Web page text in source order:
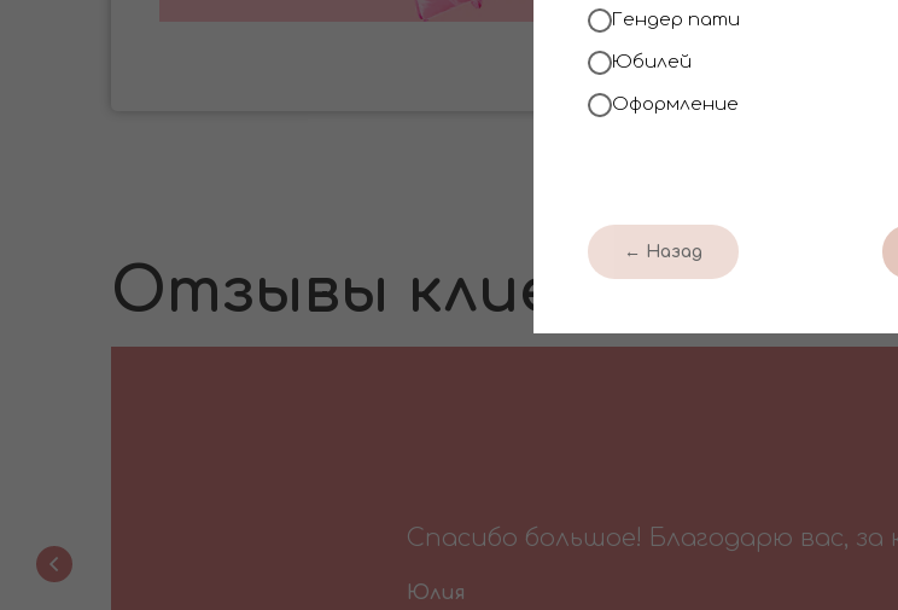
Гендер пати
Юбилей
Оформление
← Назад
Отзывы клиентов
Спасибо большое! Благодарю вас,
Юлия